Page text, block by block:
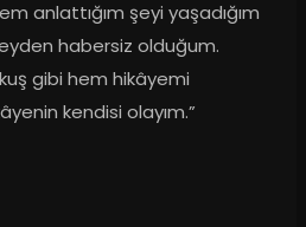
anlattığım şeyi yaşadığım
habersiz olduğum.
gibi hem hikâyemi
kendisi olayım.”